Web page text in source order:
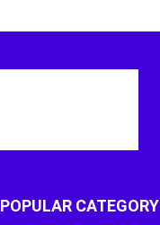
POPULAR CATEGORY